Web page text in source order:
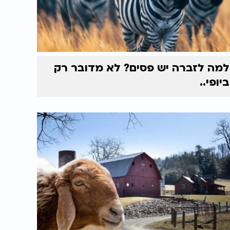
למה לזברה יש פסים? לא מדובר רק
ביופי..